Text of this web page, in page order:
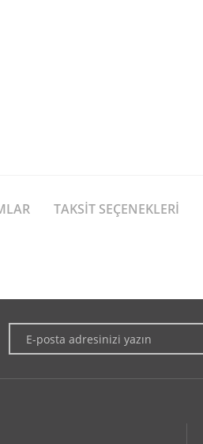
TAKSIT SEÇENEKLERI
ederiz.
bulunuyor.